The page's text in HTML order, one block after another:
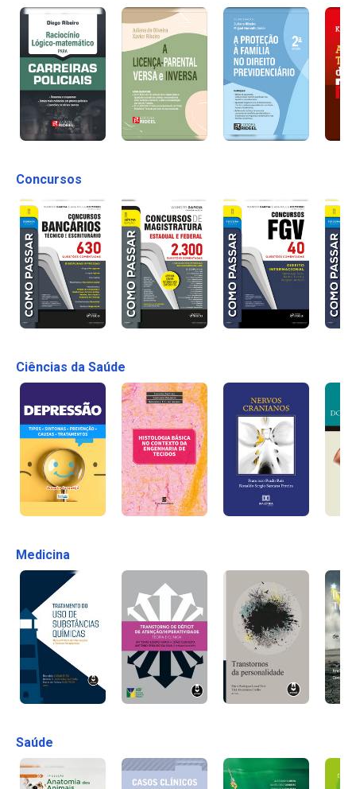
Concursos
Ciências da Saúde
Medicina
Saúde